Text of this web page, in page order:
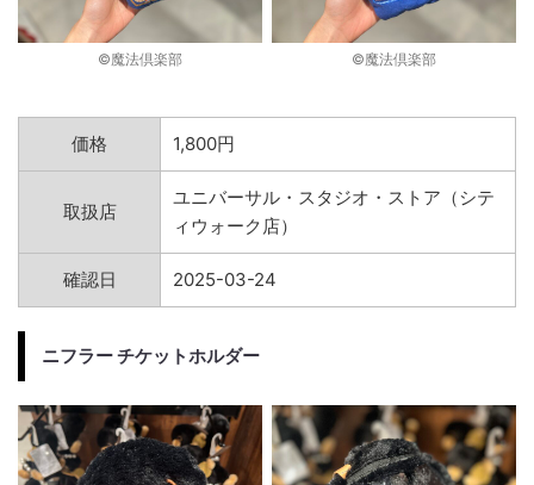
©︎魔法倶楽部 ©︎魔法倶楽部
価格 1,800円
取扱店
ユニバーサル・スタジオ・ストア（シテ
ィウォーク店）
確認日 2025-03-24
ニフラー チケットホルダー